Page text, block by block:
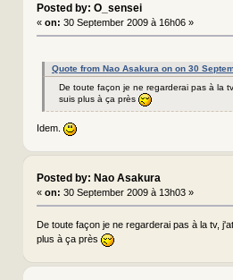
Posted by: O_sensei
« on: 30 September 2009 à 16h06 »
Quote from Nao Asakura on on 30
De toute façon je ne regarderai pas à la
suis plus à ça près
Idem.
Posted by: Nao Asakura
« on: 30 September 2009 à 13h03 »
De toute façon je ne regarderai pas à la tv,
plus à ça près